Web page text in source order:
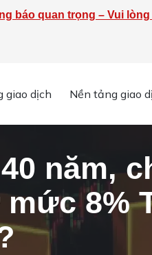
báo quan trọng – Vui
giao dịch Nền tảng giao
đầu tiên sau 40 năm, chỉ số
năm,
8%